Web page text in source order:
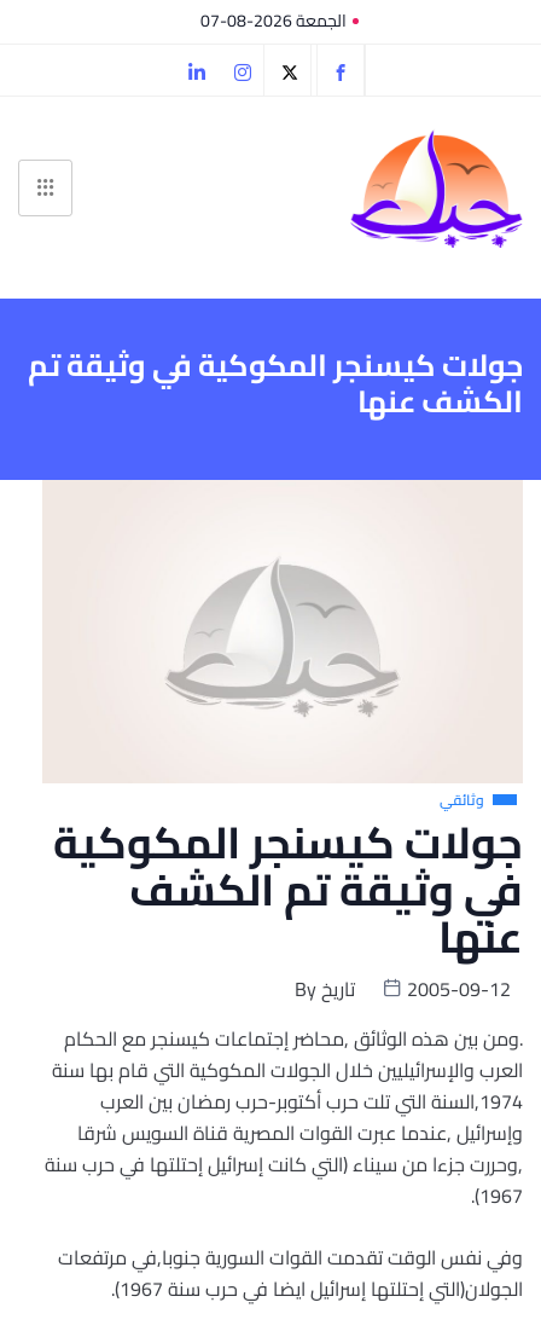
الجمعة 2026-08-07
جولات كيسنجر المكوكية في وثيقة تم
الكشف عنها
وثائقي
جولات كيسنجر المكوكية
في وثيقة تم الكشف
عنها
Byتاريخ
2005-09-12
.ومن بين هذه الوثائق ,محاضر إجتماعات كيسنجر مع الحكام
العرب والإسرائيليين خلال الجولات المكوكية التي قام بها سنة
1974,السنة التي تلت حرب أكتوبر-حرب رمضان بين العرب
وإسرائيل ,عندما عبرت القوات المصرية قناة السويس شرقا
,وحررت جزءا من سيناء (التي كانت إسرائيل إحتلتها في حرب سنة
1967).
وفي نفس الوقت تقدمت القوات السورية جنوبا,في مرتفعات
الجولان(التي إحتلتها إسرائيل ايضا في حرب سنة 1967).